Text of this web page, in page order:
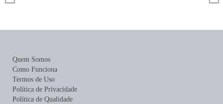
Quem Somos
Como Funciona
Termos de Uso
Política de Privacidade
Política de Qualidade